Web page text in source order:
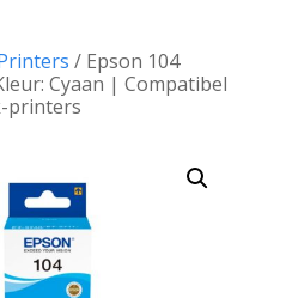
/ Epson 104
Cyaan | Compatibel
printers